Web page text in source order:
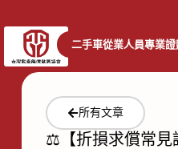
二手車從業人員專業證
所有文章
⚖️【折損求償常見